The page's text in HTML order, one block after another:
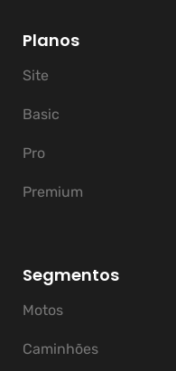
Planos
Site
Basic
Pro
Premium
Segmentos
Motos
Caminhões